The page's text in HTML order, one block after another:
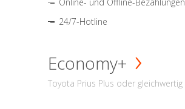
24/7-Hotline
Economy+
Toyota Prius Plus oder gleichwertig